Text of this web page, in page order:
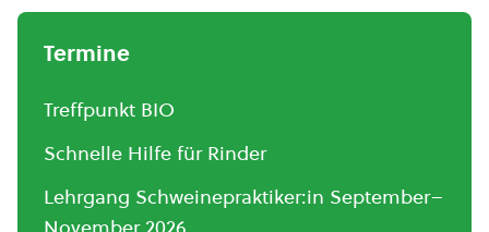
Termine
Treffpunkt BIO
Schnelle Hilfe für Rinder
Lehrgang Schweinepraktiker:in September–